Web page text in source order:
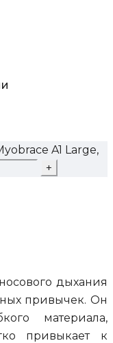
A1 Large,
дыхания
привычек. Он
материала,
привыкает к